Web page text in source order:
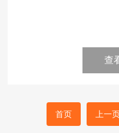
查
首页 上一